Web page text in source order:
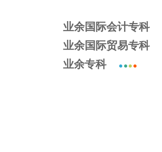
业余国际会计专科
业余国际贸易专科
业余专科